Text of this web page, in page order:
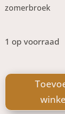
zomerbroek
1 op voorraad
Harembroek
Zwart